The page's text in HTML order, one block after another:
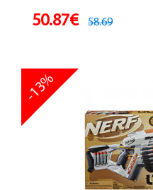
50.87€ 58.69
-13%